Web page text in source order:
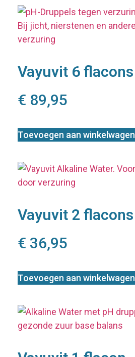
Vayuvit 6 flacons
€ 89,95
Toevoegen aan winkelwagen
Vayuvit 2 flacons
€ 36,95
Toevoegen aan winkelwagen